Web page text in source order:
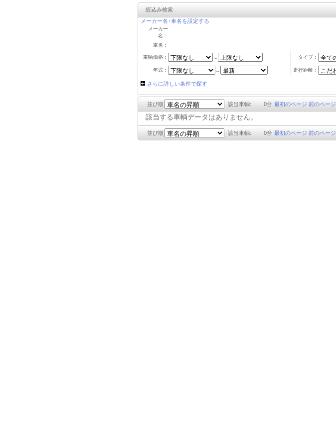
絞込み検索
メーカー名･車名を設定する
メーカー
名：
車名：
車輌価格： ～ タイプ：
年式： ～ 走行距離：
さらに詳しい条件で探す
並び順 該当車輌: 0台 最初のページ 前のページ
該当する車輌データはありません。
並び順 該当車輌: 0台 最初のページ 前のページ